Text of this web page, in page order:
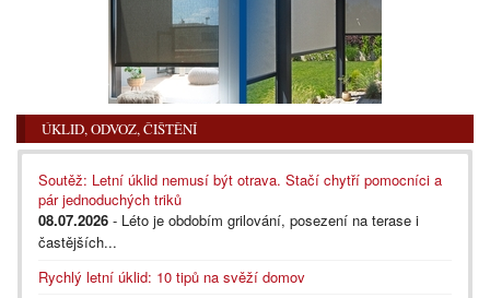
ÚKLID, ODVOZ, ČIŠTĚNÍ
Soutěž: Letní úklid nemusí být otrava. Stačí chytří pomocníci a
pár jednoduchých triků
08.07.2026 - Léto je obdobím grilování, posezení na terase i
častějších...
Rychlý letní úklid: 10 tipů na svěží domov